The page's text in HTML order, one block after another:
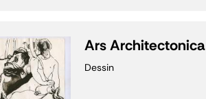
Ars Architectonica
Dessin